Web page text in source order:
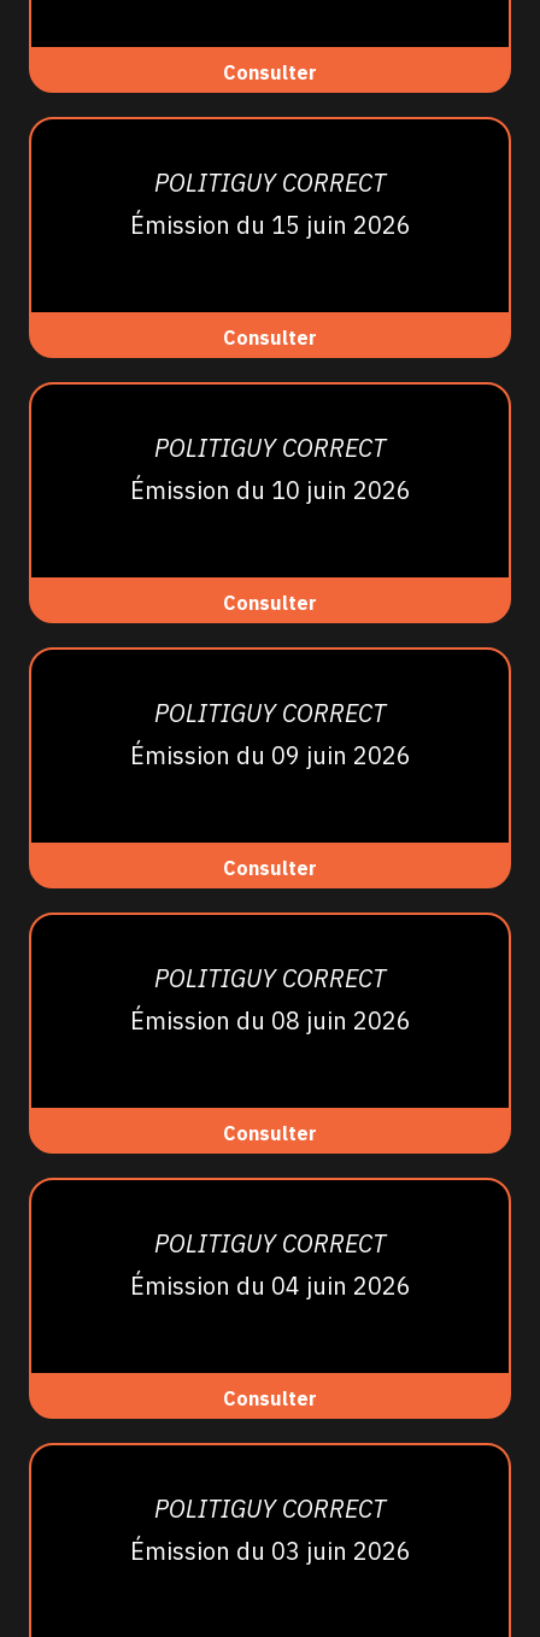
Consulter
POLITIGUY CORRECT
Émission du 15 juin 2026
Consulter
POLITIGUY CORRECT
Émission du 10 juin 2026
Consulter
POLITIGUY CORRECT
Émission du 09 juin 2026
Consulter
POLITIGUY CORRECT
Émission du 08 juin 2026
Consulter
POLITIGUY CORRECT
Émission du 04 juin 2026
Consulter
POLITIGUY CORRECT
Émission du 03 juin 2026